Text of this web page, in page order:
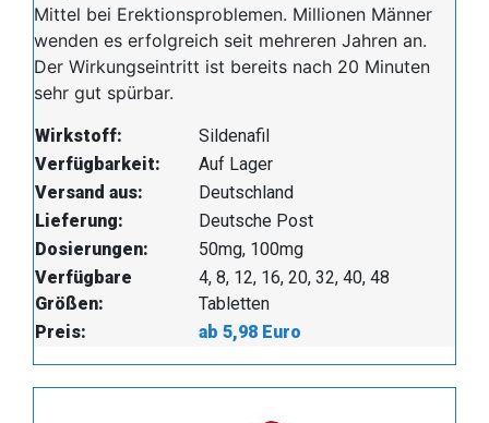
Mittel bei Erektionsproblemen. Millionen Männer
wenden es erfolgreich seit mehreren Jahren an.
Der Wirkungseintritt ist bereits nach 20 Minuten
sehr gut spürbar.
Wirkstoff:
Sildenafil
Verfügbarkeit:
Auf Lager
Versand aus:
Deutschland
Lieferung:
Deutsche Post
Dosierungen:
50mg, 100mg
Verfügbare
Größen:
4, 8, 12, 16, 20, 32, 40, 48
Tabletten
Preis:
ab 5,98 Euro